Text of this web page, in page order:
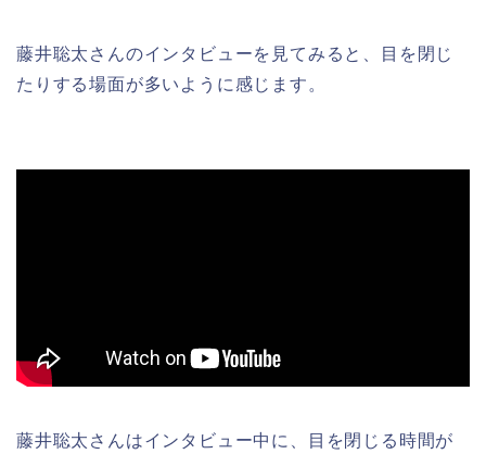
藤井聡太さんのインタビューを見てみると、目を閉じ
たりする場面が多いように感じます。
藤井聡太さんはインタビュー中に、目を閉じる時間が